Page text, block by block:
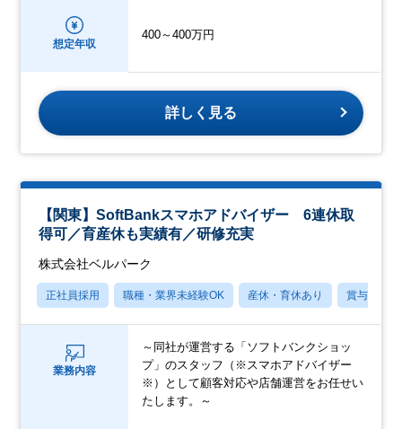
想定年収
400～400万円
詳しく見る
【関東】SoftBankスマホアドバイザー 6連休取
得可／育産休も実績有／研修充実
株式会社ベルパーク
正社員採用 職種・業界未経験OK 産休・育休あり 賞与あり
業務内容
～同社が運営する「ソフトバンクショッ
プ」のスタッフ（※スマホアドバイザー
※）として顧客対応や店舗運営をお任せい
たします。～